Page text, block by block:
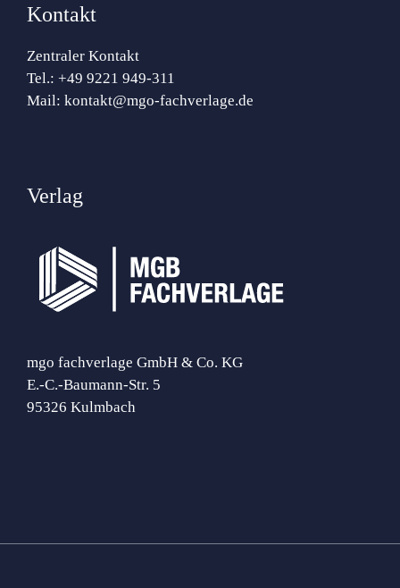
Kontakt
Zentraler Kontakt
Tel.: +49 9221 949-311
Mail: kontakt@mgo-fachverlage.de
Verlag
mgo fachverlage GmbH & Co. KG
E.-C.-Baumann-Str. 5
95326 Kulmbach